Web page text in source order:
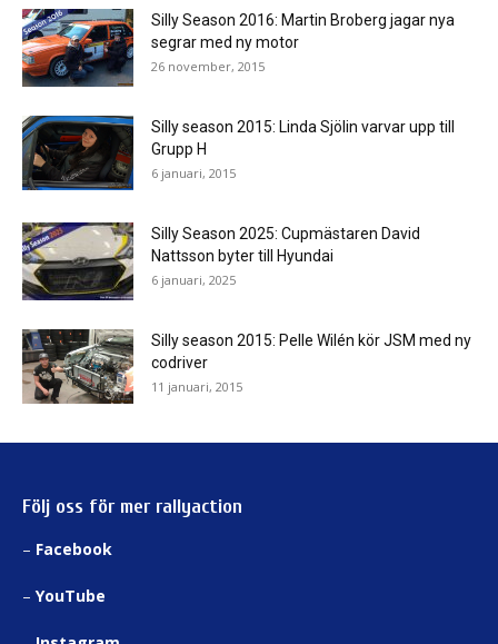
Silly Season 2016: Martin Broberg jagar nya
segrar med ny motor
26 november, 2015
Silly season 2015: Linda Sjölin varvar upp till
Grupp H
6 januari, 2015
Silly Season 2025: Cupmästaren David
Nattsson byter till Hyundai
6 januari, 2025
Silly season 2015: Pelle Wilén kör JSM med ny
codriver
11 januari, 2015
Följ oss för mer rallyaction
– Facebook
– YouTube